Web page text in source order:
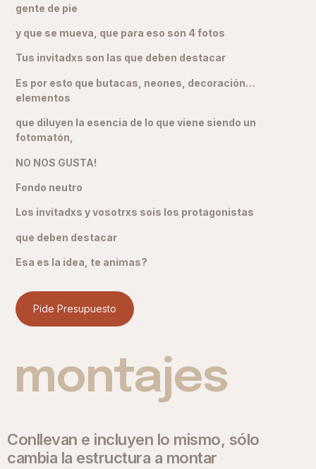
gente de pie
y que se mueva, que para eso son 4 fotos
Tus invitadxs son las que deben destacar
Es por esto que butacas, neones, decoración…
elementos
que diluyen la esencia de lo que viene siendo un
fotomatón,
NO NOS GUSTA!
Fondo neutro
Los invitadxs y vosotrxs sois los protagonistas
que deben destacar
Esa es la idea, te animas?
Pide Presupuesto
montajes
Conllevan e incluyen lo mismo, sólo
cambia la estructura a montar